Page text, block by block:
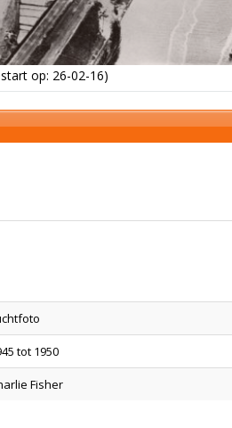
op: 26-02-16)
tot 1950
Fisher